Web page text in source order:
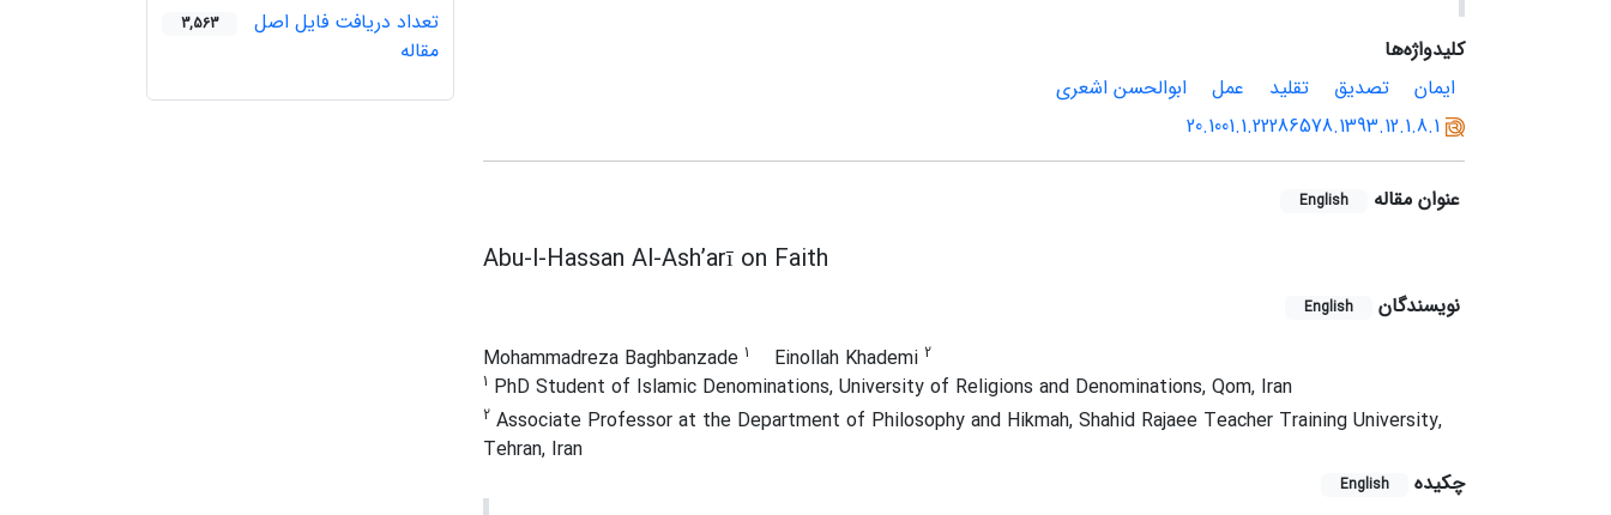
کلیدواژه‌ها
ایمان
تصدیق تقلید عمل
ابوالحسن اشعری
20.1001.1.22286578.1393.12.1.8.1
عنوان مقاله English
Abu-l-Hassan Al-Ash’arī on Faith
نویسندگان English
Mohammadreza Baghbanzade 1 Einollah Khademi 2
1 PhD Student of Islamic Denominations, University of Religions and Denominations, Qom, Iran
2 Associate Professor at the Department of Philosophy and Hikmah, Shahid Rajaee Teacher Training University,
Tehran, Iran
چکیده
English
تعداد دریافت فایل اصل
مقاله
3,563